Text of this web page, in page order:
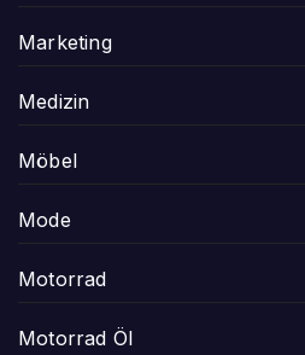
Marketing
Medizin
Möbel
Mode
Motorrad
Motorrad Öl